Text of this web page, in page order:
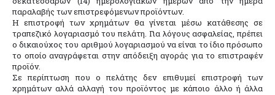
παραλαβής των επιστρεφόμενων προϊόντων.
Η επιστροφή των χρημάτων θα γίνεται μέσω κατάθεσης σε
τραπεζικό λογαριασμό του πελάτη. Για λόγους ασφαλείας, πρέπει
ο δικαιούχος του αριθμού λογαριασμού να είναι το ίδιο πρόσωπο
το οποίο αναγράφεται στην απόδειξη αγοράς για το επιστραφέν
προϊόν.
Σε περίπτωση που ο πελάτης δεν επιθυμεί επιστροφή των
χρημάτων αλλά αλλαγή του προϊόντος με κάποιο άλλο ή άλλα